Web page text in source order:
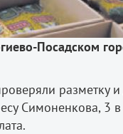
Посадском
разметку
Симоненкова, 3